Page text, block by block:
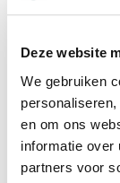
Deze website
We gebruiken
en om ons
informatie over
partners voor
prestatie die
te
je heen. En
allemaal deel
Wil je dit